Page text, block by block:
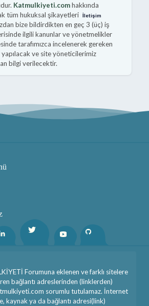
Katmulkiyeti.comhakkında
tüm hukuksal şikayetleri İletişim
bize bildirdikten en geç 3 (üç) iş
ilgili kanunlar ve yönetmelikler
tarafımızca incelenerek gereken
ve site yöneticilerimiz
bilgi verilecektir.
Twitter Youtube Github
Forumuna eklenen ve farklı sitelere
bağlantı adreslerinden (linklerden)
sorumlu tutulamaz. İnternet
kaynak ya da bağlantı adresi(link)